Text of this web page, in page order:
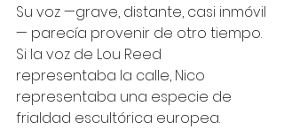
Su voz —grave, distante, casi inmóvil
— parecía provenir de otro tiempo.
Si la voz de Lou Reed
representaba la calle, Nico
representaba una especie de
frialdad escultórica europea.